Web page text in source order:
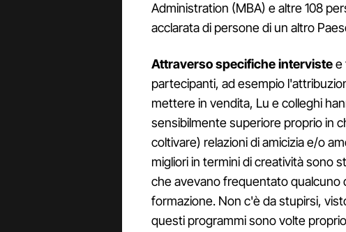
Administration (MBA) e altre 108
acclarata di persone di un altro
Attraverso specifiche intervistee
partecipanti, ad esempio
mettere in vendita, Lu e colleghi
sensibilmente superiore proprio in
coltivare) relazioni di amicizia e/o
migliori in termini di creatività sono
che avevano frequentato qualcuno
formazione. Non c'è da stupirsi,
questi programmi sono volte